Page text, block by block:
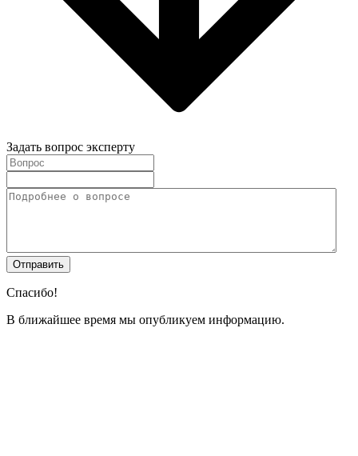
Задать вопрос эксперту
Спасибо!
В ближайшее время мы опубликуем информацию.